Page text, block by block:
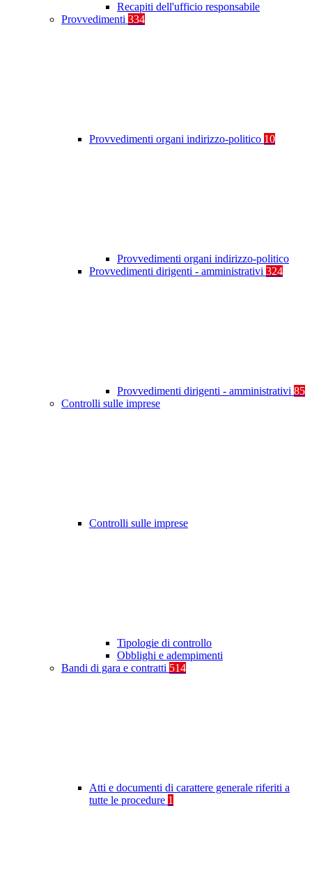
Recapiti dell'ufficio responsabile
Provvedimenti 334
Provvedimenti organi indirizzo-politico 10
Provvedimenti organi indirizzo-politico
Provvedimenti dirigenti - amministrativi 324
Provvedimenti dirigenti - amministrativi 85
Controlli sulle imprese
Controlli sulle imprese
Tipologie di controllo
Obblighi e adempimenti
Bandi di gara e contratti 514
Atti e documenti di carattere generale riferiti a
tutte le procedure 1